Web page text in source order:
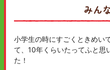
みん
小学生の時にすごくときめい
て、10年くらいたってふと思
た！